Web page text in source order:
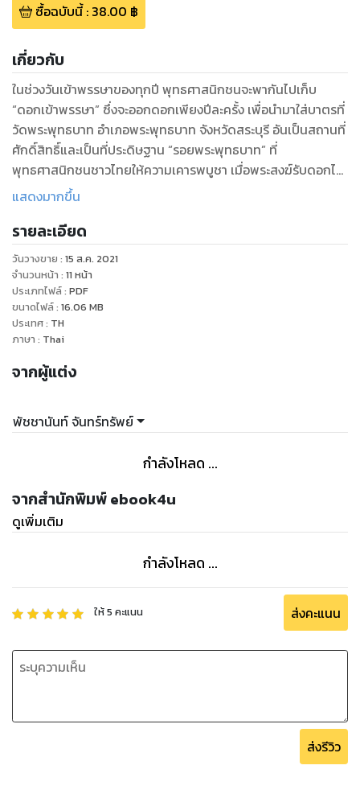
ซื้อฉบับนี้: 38.00 ฿
เกี่ยวกับ
ในช่วงวันเข้าพรรษาของทุกปี พุทธศาสนิกชนจะพากันไปเก็บ
“ดอกเข้าพรรษา” ซึ่งจะออกดอกเพียงปีละครั้ง เพื่อนำมาใส่บาตรที่
วัดพระพุทธบาท อำเภอพระพุทธบาท จังหวัดสระบุรี อันเป็นสถานที่
ศักดิ์สิทธิ์และเป็นที่ประดิษฐาน “รอยพระพุทธบาท” ที่
พุทธศาสนิกชนชาวไทยให้ความเคารพบูชา เมื่อพระสงฆ์รับดอกไม้
มาแล้ว ก็จะนำไปสักการะบูชารอยพระพุทธบาท พระเขี้ยวแก้วของ
บรรจุพระบรมสารีริกธาตุ อีกทั้งยังมีการนำเข้าโบสถ์เพื่อประกอบ
พิธีสวดอธิษฐานเข้าพรรษา ชาวบ้านยังเชื่อกันอีกว่าการตักบาตร
ดอกเข้าพรรษานี้จะส่งผลบุญให้ผู้ที่มาตักบาตรได้ขึ้นไปอยู่บน
สวรรค์ชั้นดาวดึงส์ เป็นกิจกรรมทางศาสนาและเป็น
ขนบธรรมเนียมประเพณีอันงดงามที่น่าสนใจเป็นอย่างยิ่ง
แสดงมากขึ้น
รายละเอียด
วันวางขาย : 15 ส.ค. 2021
จำนวนหน้า : 11 หน้า
ประเภทไฟล์: PDF
ขนาดไฟล์: 16.06 MB
ประเทศ: TH
ภาษา : Thai
จากผู้แต่ง
พัชชานันท์ จันทร์ทรัพย์
กำลังโหลด ...
จากสำนักพิมพ์ ebook4u
ดูเพิ่มเติม
กำลังโหลด ...
ให้5 คะแนน ส่งคะแนน
ส่งรีวิว